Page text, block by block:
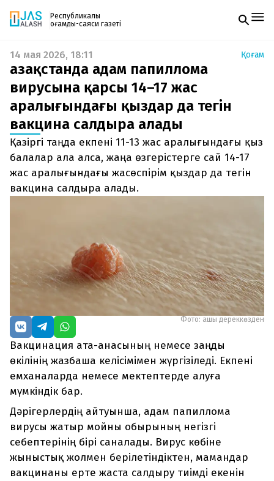
Республикалық
қоғамдық-саяси газеті
Жаңалықтар
Спорт
Live
Руханият
Аймақ
Архив
Заң және тәртіп
Редакциямен байланыс
+7 708 604 51 06
Жарнама бөлімі
+7 701 220 64 52
Газетке жазылу
PDF форматтағы газетті ай сайын электронды
поштаңызға алып отырыңыз. Жаңа нөмір
шыққан сәтте сізге бірден жіберіледі. Тек email
енгізіңіз, біз қалғанын өзіміз жібереміз.
14 мая 2026, 18:11 Қоғам
Қазақстанда адам папиллома
вирусына қарсы 14–17 жас
аралығындағы қыздар да тегін
вакцина салдыра алады
Қазіргі таңда екпені 11-13 жас аралығындағы қыз
балалар ала алса, жаңа өзгерістерге сай 14-17
жас аралығындағы жасөспірім қыздар да тегін
вакцина салдыра алады.
Фото: ашық дереккөзден
Вакцинация ата-анасының немесе заңды
өкілінің жазбаша келісімімен жүргізіледі. Екпені
емханаларда немесе мектептерде алуға
мүмкіндік бар.
Дәрігерлердің айтуынша, адам папиллома
вирусы жатыр мойны обырының негізгі
себептерінің бірі саналады. Вирус көбіне
жыныстық жолмен берілетіндіктен, мамандар
вакцинаны ерте жаста салдыру тиімді екенін